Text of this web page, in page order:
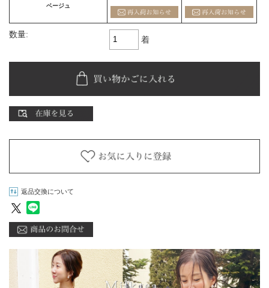
ベージュ
数量:
着
返品交換について